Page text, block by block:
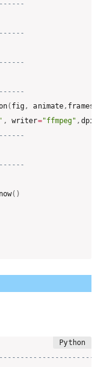
( fig , animate , frames
, writer="ffmpeg" , dpi
now( )